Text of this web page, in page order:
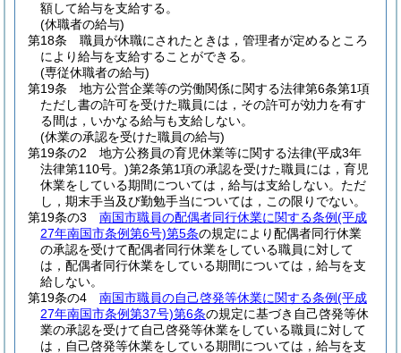
額して給与を支給する。
(休職者の給与)
第18条
職員が休職にされたときは，管理者が定めるところ
により給与を支給することができる。
(専従休職者の給与)
第19条
地方公営企業等の労働関係に関する法律第6条第1項
ただし書の許可を受けた職員には，その許可が効力を有す
る間は，いかなる給与も支給しない。
(休業の承認を受けた職員の給与)
第19条の2
地方公務員の育児休業等に関する法律(平成3年
法律第110号。)第2条第1項の承認を受けた職員には，育児
休業をしている期間については，給与は支給しない。 ただ
し，期末手当及び勤勉手当については，この限りでない。
第19条の3
南国市職員の配偶者同行休業に関する条例(平成
27年南国市条例第6号)第5条の規定により配偶者同行休業
の承認を受けて配偶者同行休業をしている職員に対して
は，配偶者同行休業をしている期間については，給与を支
給しない。
第19条の4
南国市職員の自己啓発等休業に関する条例(平成
27年南国市条例第37号)第6条の規定に基づき自己啓発等休
業の承認を受けて自己啓発等休業をしている職員に対して
は，自己啓発等休業をしている期間については，給与を支